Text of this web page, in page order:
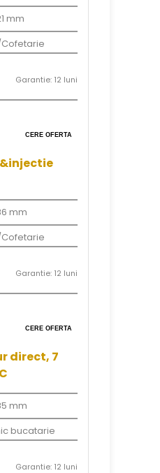
mm
Garantie: 12 luni
CERE OFERTA
mm
Garantie: 12 luni
CERE OFERTA
direct, 7
mm
bucatarie
Garantie: 12 luni